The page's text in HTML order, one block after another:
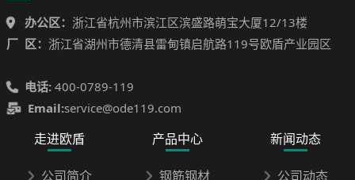
办公区： 浙江省杭州市滨江区滨盛路萌宝大厦12/13楼
厂 区： 浙江省湖州市德清县雷甸镇启航路119号欧盾产业园区
电话: 400-0789-119
Email:service@ode119.com
走进欧盾
公司简介
产品中心
钢筋钢材
新闻动态
公司动态